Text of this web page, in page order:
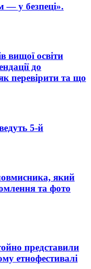
— у безпеці».
вищої освіти
до
перевірити та що
5-й
який
та фото
представили
етнофестивалі